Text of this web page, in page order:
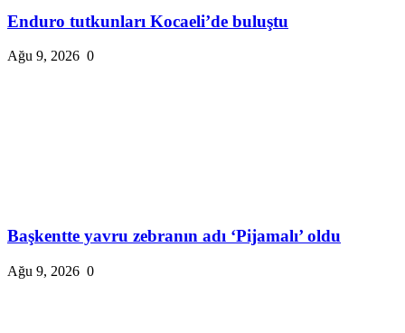
Enduro tutkunları Kocaeli’de buluştu
Ağu 9, 2026 0
Başkentte yavru zebranın adı ‘Pijamalı’ oldu
Ağu 9, 2026 0